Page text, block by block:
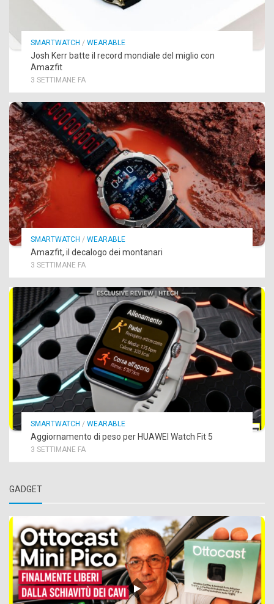
SMARTWATCH / WEARABLE
Josh Kerr batte il record mondiale del miglio con
Amazfit
3 SETTIMANE FA
SMARTWATCH / WEARABLE
Amazfit, il decalogo dei montanari
3 SETTIMANE FA
SMARTWATCH / WEARABLE
Aggiornamento di peso per HUAWEI Watch Fit 5
3 SETTIMANE FA
GADGET